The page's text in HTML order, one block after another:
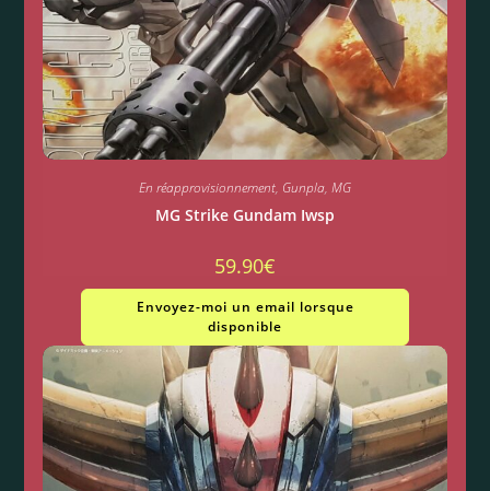
En réapprovisionnement, Gunpla, MG
MG Strike Gundam Iwsp
59.90€
Envoyez-moi un email lorsque
disponible